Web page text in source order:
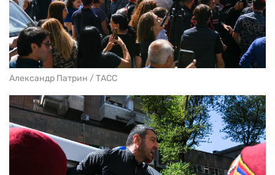
Александр Патрин / ТАСС